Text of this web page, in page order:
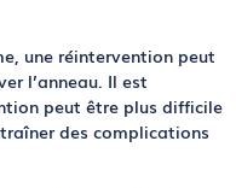
une réintervention peut
l’anneau. Il est
peut être plus difficile
des complications